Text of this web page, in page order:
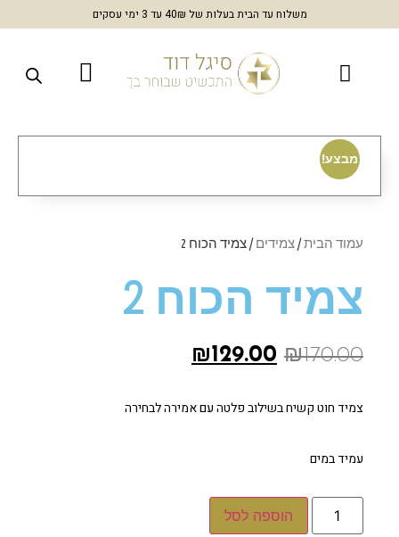
משלוח עד הבית בעלות של 40₪ עד 3 ימי עסקים
עמוד הבית/צמידים/ צמיד הכוח 2
צמיד הכוח 2
₪170.00
₪129.00
צמיד חוט קשיח בשילוב פלטה עם אמירה לבחירה
עמיד במים
הוספה לסל
מבצע!